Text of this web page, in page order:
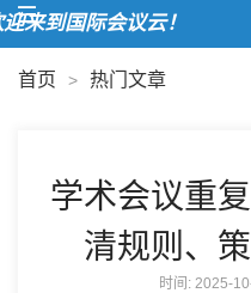
来到国际会议云！
首页 > 热门文章
学术会议重
清规则、
时间: 2025-